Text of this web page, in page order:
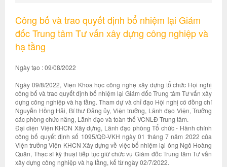
Công bố và trao quyết định bổ nhiệm lại Giám
đốc Trung tâm Tư vấn xây dựng công nghiệp và
hạ tầng
Ngày tạo : 09/08/2022
Ngày 09/8/2022, Viện Khoa học công nghệ xây dựng tổ chức Hội nghị
công bố và trao quyết định bổ nhiệm lại Giám đốc Trung tâm Tư vấn xây
dựng công nghiệp và hạ tầng. Tham dự và chỉ đạo Hội nghị có đồng chí
Nguyễn Hồng Hải, Bí thư Đảng ủy, Viện trưởng, Lãnh đạo Viện, Trưởng
các phòng chức năng, Lãnh đạo và toàn thể VCNLĐ Trung tâm.
Đại diện Viện KHCN Xây dựng, Lãnh đạo phòng Tổ chức - Hành chính
công bố quyết định số 1095/QĐ-VKH ngày 01 tháng 7 năm 2022 của
Viện trưởng Viện KHCN Xây dựng về việc bổ nhiệm lại ông Ngô Hoàng
Quân, Thạc sĩ kỹ thuật tiếp tục giữ chức vụ Giám đốc Trung tâm Tư vấn
xây dựng công nghiệp và hạ tầng, kể từ ngày 02/7/2022.